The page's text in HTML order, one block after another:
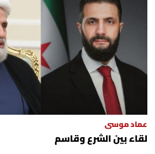
عماد موسى
لقاء بين الشرع وقاسم